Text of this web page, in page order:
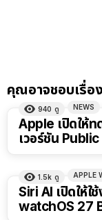
คุณอาจชอบเรื่อ
940 ดู NEWS
Apple เปิดให้
เวอร์ชัน
1.5k ดู APPLE
Siri AI เปิดให้
watchOS 27